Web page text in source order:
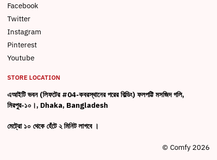
Facebook
Twitter
Instagram
Pinterest
Youtube
STORE LOCATION
এআইটি ভবন (লিফটের #04-কবরস্থানের পরের বিল্ডিং) ফলপট্টি মসজিদ গলি,
মিরপুর-১০।, Dhaka, Bangladesh
মেট্রো ১০ থেকে হেঁটে ২ মিনিট লাগবে ।
© Comfy 2026